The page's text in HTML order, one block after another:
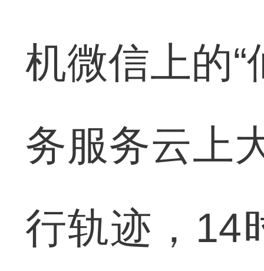
机微信上的
务服务云上
行轨迹，14